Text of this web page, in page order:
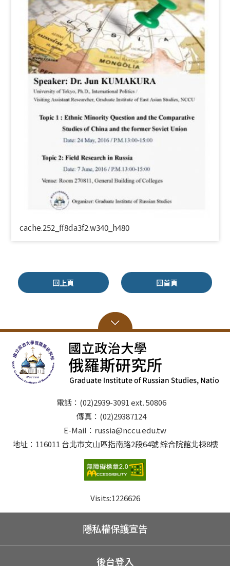
cache.252_ff8da3f2.w340_h480
回上頁 回首頁
電話：(02)2939-3091 ext. 50806
傳真：(02)29387124
E-Mail：russia@nccu.edu.tw
地址：116011 台北市文山區指南路2段64號 綜合院館北棟8樓
Visits:1226626
隱私權保護宣告
後台登入